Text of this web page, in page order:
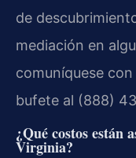
de
mediación en
comuníquese
bufete al (888)
¿Qué costos están
Virginia?